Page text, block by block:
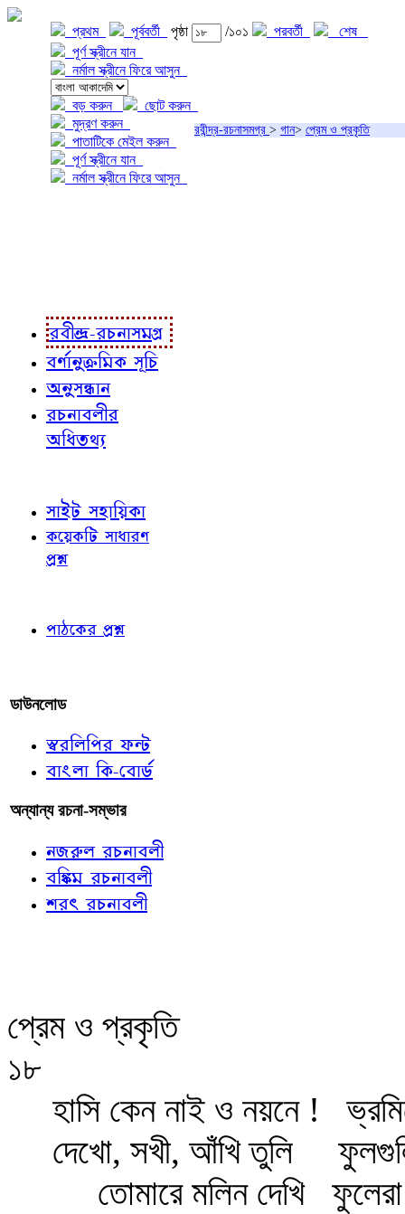
প্রথম পূর্ববর্তী পৃষ্ঠা /১০১ পরবর্তী
শেষ
পূর্ণ স্ক্রীনে যান
নর্মাল স্ক্রীনে ফিরে আসুন
বড় করুন
ছোট করুন
মুদ্রণ করুন
পাতাটিকে মেইল করুন
পূর্ণ স্ক্রীনে যান
নর্মাল স্ক্রীনে ফিরে আসুন
রবীন্দ্র-রচনাসমগ্র > গান> প্রেম ও প্রকৃতি
রবীন্দ্র-রচনাসমগ্র
বর্ণানুক্রমিক সূচি
অনুসন্ধান
রচনাবলীর
অধিতথ্য
সাইট সহায়িকা
কয়েকটি সাধারণ
প্রশ্ন
পাঠকের প্রশ্ন
ডাউনলোড
স্বরলিপির ফন্ট
বাংলা কি-বোর্ড
অন্যান্য রচনা-সম্ভার
নজরুল রচনাবলী
বঙ্কিম রচনাবলী
শরৎ রচনাবলী
প্রেম ও প্রকৃতি
১৮
হাসি কেন নাই ও নয়নে !
দেখো, সখী, আঁখি তুলি
তোমারে মলিন দেখি